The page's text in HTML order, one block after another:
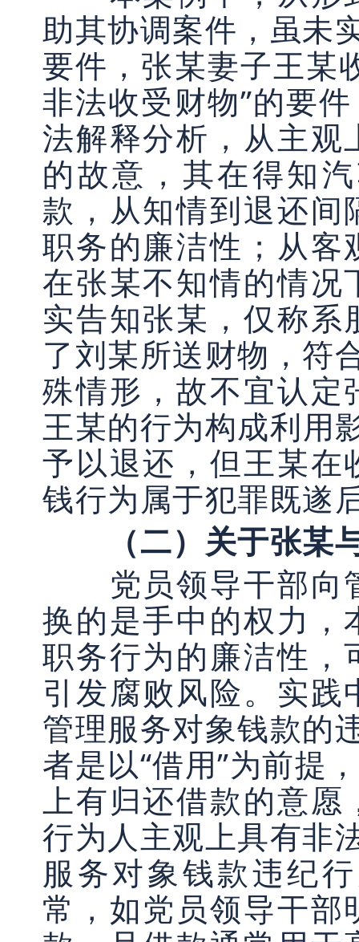
助其协调案件，虽未
要件，张某妻子王某
非法收受财物”的要
法解释分析，从主观
的故意，其在得知
款，从知情到退还
职务的廉洁性；从客
在张某不知情的情况
实告知张某，仅称
了刘某所送财物，符
殊情形，故不宜认定
王某的行为构成利用
予以退还，但王某在
钱行为属于犯罪既遂
（二）关于张
党员领导干部向
换的是手中的权力，
职务行为的廉洁性，
引发腐败风险。实
管理服务对象钱款的
者是以“借用”为前提
上有归还借款的意愿
行为人主观上具有非
服务对象钱款违纪
常，如党员领导干